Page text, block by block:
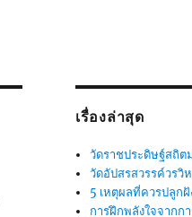
เรื่องล่าสุด
วัดราชประดิษฐ์สถิต
วัดอัปสรสวรรค์วรวิ
5 เหตุผลที่ควรปลูก
การฝึกพลังใจจากก